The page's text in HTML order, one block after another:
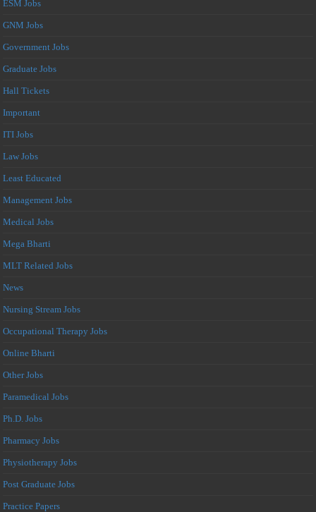
ESM Jobs
GNM Jobs
Government Jobs
Graduate Jobs
Hall Tickets
Important
ITI Jobs
Law Jobs
Least Educated
Management Jobs
Medical Jobs
Mega Bharti
MLT Related Jobs
News
Nursing Stream Jobs
Occupational Therapy Jobs
Online Bharti
Other Jobs
Paramedical Jobs
Ph.D. Jobs
Pharmacy Jobs
Physiotherapy Jobs
Post Graduate Jobs
Practice Papers